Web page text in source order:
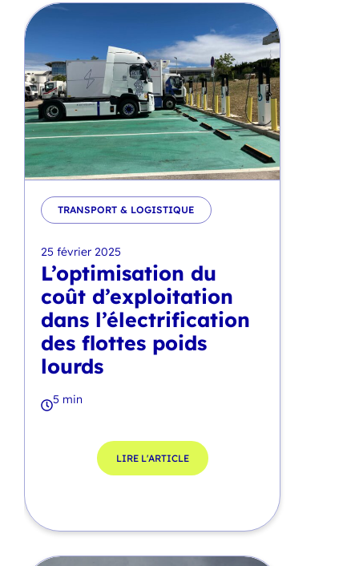
TRANSPORT & LOGISTIQUE
25 février 2025
L’optimisation du
coût d’exploitation
dans l’électrification
des flottes poids
lourds
5 min
LIRE L'ARTICLE